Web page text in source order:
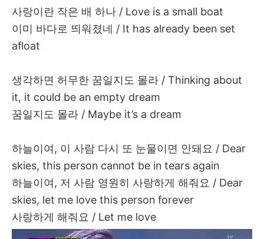
사랑이란 작은 배 하나 / Love is a small boat
이미 바다로 띄워졌네 / It has already been set
afloat
생각하면 허무한 꿈일지도 몰라 / Thinking about
it, it could be an empty dream
꿈일지도 몰라 / Maybe it’s a dream
하늘이여 , 이 사람 다시 또 눈물이면 안돼요 / Dear
skies, this person cannot be in tears again
하늘이여 , 저 사람 영원히 사랑하게 해줘요 / Dear
skies, let me love this person forever
사랑하게 해줘요 / Let me love